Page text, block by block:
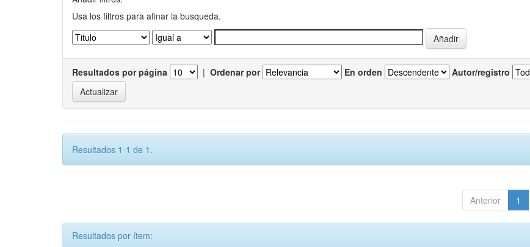
Usa los filtros para afinar la busqueda.
Resultados por página | Ordenar por En orden Autor/registro
Resultados 1-1 de 1.
Anterior 1
Resultados por ítem: